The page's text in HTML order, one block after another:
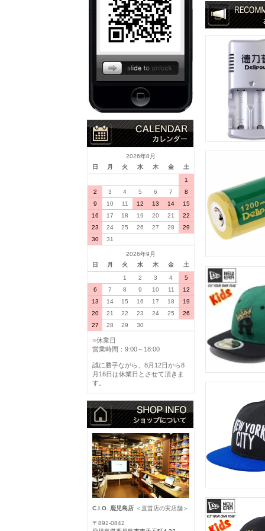
2026年8月
日
月 火 水 木 金
土
1
2
3 4 5 6 7
8
9
10 11 12 13 14
15
16
17 18 19 20 21
22
23
24 25 26 27 28
29
30
31
2026年9月
日
月 火 水 木 金
土
1
2 3 4
5
6
7 8 9 10 11
12
13
14 15 16 17 18
19
20
21 22 23 24 25
26
27
28 29 30
■休業日
営業時間：9:00～18:00
誠に勝手ながら、8月12日から8
月16日は休業日とさせて頂きま
す。
C.I.O. 鹿児島店 ＜直営店の実店舗＞
〒892-0842